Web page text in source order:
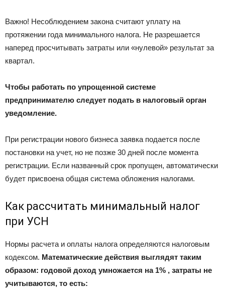
Важно! Несоблюдением закона считают уплату на
протяжении года минимального налога. Не разрешается
наперед просчитывать затраты или «нулевой» результат за
квартал.
Чтобы работать по упрощенной системе
предпринимателю следует подать в налоговый орган
уведомление.
При регистрации нового бизнеса заявка подается после
постановки на учет, но не позже 30 дней после момента
регистрации. Если названный срок пропущен, автоматически
будет присвоена общая система обложения налогами.
Как рассчитать минимальный налог
при УСН
Нормы расчета и оплаты налога определяются налоговым
кодексом. Математические действия выглядят таким
образом: годовой доход умножается на 1% , затраты не
учитываются, то есть: